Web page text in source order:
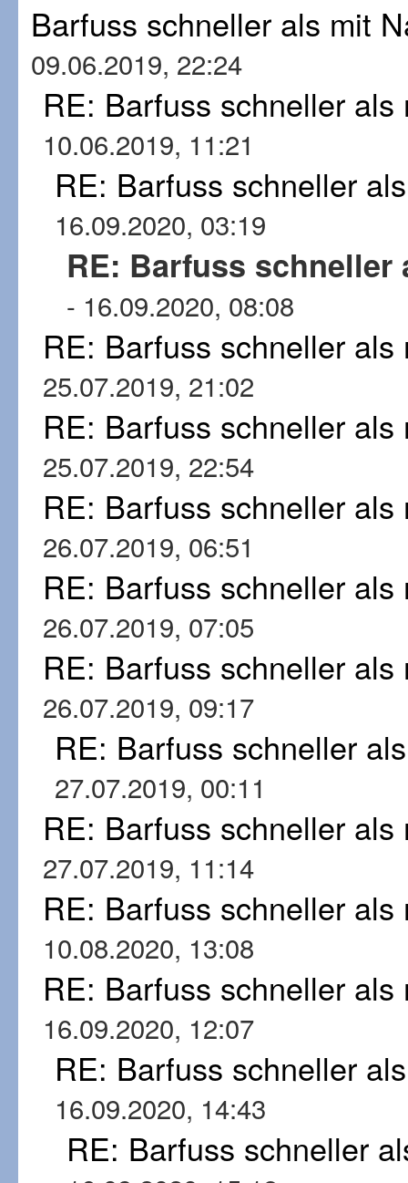
Barfuss schneller als mit
09.06.2019, 22:24
RE: Barfuss schneller
10.06.2019, 11:21
RE: Barfuss schneller
16.09.2020, 03:19
RE: Barfuss
- 16.09.2020, 08:08
RE: Barfuss schneller
25.07.2019, 21:02
RE: Barfuss schneller
25.07.2019, 22:54
RE: Barfuss schneller
26.07.2019, 06:51
RE: Barfuss schneller
26.07.2019, 07:05
RE: Barfuss schneller
26.07.2019, 09:17
RE: Barfuss schneller
27.07.2019, 00:11
RE: Barfuss schneller
27.07.2019, 11:14
RE: Barfuss schneller
10.08.2020, 13:08
RE: Barfuss schneller
16.09.2020, 12:07
RE: Barfuss schneller
16.09.2020, 14:43
RE: Barfuss schneller